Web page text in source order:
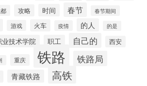
攻略 时间 春节 春节期间
游戏 火车 疫情 的人 的是
业技术学院 职工 自己的 西安
重庆 铁路 铁路局
青藏铁路 高铁